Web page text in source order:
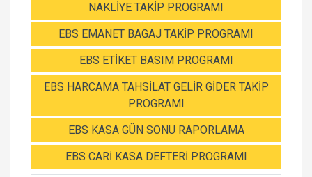
NAKLİYE TAKİP PROGRAMI
EBS EMANET BAGAJ TAKİP PROGRAMI
EBS ETİKET BASIM PROGRAMI
EBS HARCAMA TAHSİLAT GELİR GİDER TAKİP
PROGRAMI
EBS KASA GÜN SONU RAPORLAMA
EBS CARİ KASA DEFTERİ PROGRAMI